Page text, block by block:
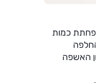
כמות
האשפה